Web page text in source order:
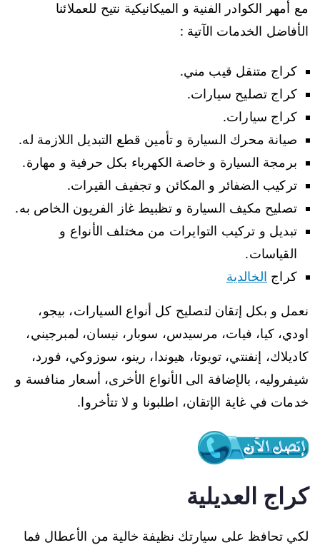
مع أمهر الكوادر الفنية و الميكانيكية نتيح للعملائنا
الأفاضل الخدمات الآتية :
كراج متنقل قيب مني.
كراج تصليح سيارات.
كراج سيارات.
صيانة محرك السيارة و تأمين قطع التبديل اللازمة له.
برمجة السيارة و خاصة الكهرباء بكل حرفية و مهارة.
تركيب الضفائر و المكائن و تجفيف القيرات.
تصليح مكيف السيارة و تظبيط غاز الفريون الخاص به.
تبديل و تركيب التوايرات من مختلف الأنواع و
القياسات.
كراج الخالدية
نعمل و بكل إتقان لتصليح كل أنواع السيارات، بيجو،
اودي، كيا، فيات، مرسيدس، سوبار، نيسان، لمبرجيني،
كاديلاك، إنفنتي، تويوتا، هيوندا، رينو، سوزوكي، فورد،
شيفروليه، بالإضافة الى الأنواع الأخرى، أسعار منافسة و
خدمات في غاية الإتقان، اطلبونا و لا تتأخروا.
كراج العديلية
لكي تحافظ على سيارتك نظيفة خالية من الأعطال فما